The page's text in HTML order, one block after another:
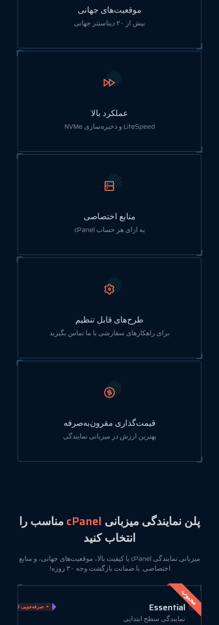
موقعیت‌های جهانی
بیش از ۲۰ دیتاسنتر جهانی
عملکرد بالا
LiteSpeed و ذخیره‌سازی NVMe
منابع اختصاصی
به ازای هر حساب cPanel
طرح‌های قابل تنظیم
برای راهکارهای سفارشی با ما تماس بگیرید
قیمت‌گذاری مقرون‌به‌صرفه
بهترین ارزش در میزبانی نمایندگی
پلن نمایندگی میزبانی cPanelمناسب را
انتخاب کنید
میزبانی نمایندگی cPanel با کیفیت بالا، موقعیت‌های جهانی، و منابع
اختصاصی. با ضمانت بازگشت وجه ۳۰ روزه!.
محبوبEssential
نمایندگی سطح ابتدایی
صرفه‌جویی 40%